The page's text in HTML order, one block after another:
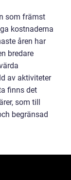
som främst
kostnaderna
åren har
bredare
av aktiviteter
finns det
som till
begränsad